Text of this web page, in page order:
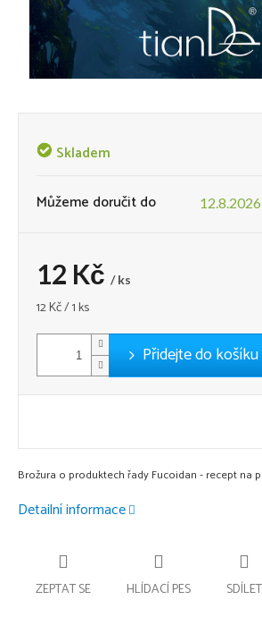
Skladem
Můžeme doručit do 12.8.2026
12 Kč / ks
Měrná
12 Kč / 1 ks
Přidejte do košíku
Brožura o produktech řady Fucoidan - recept na
Detailní informace
ZEPTAT SE HLÍDACÍ PES SDÍLET